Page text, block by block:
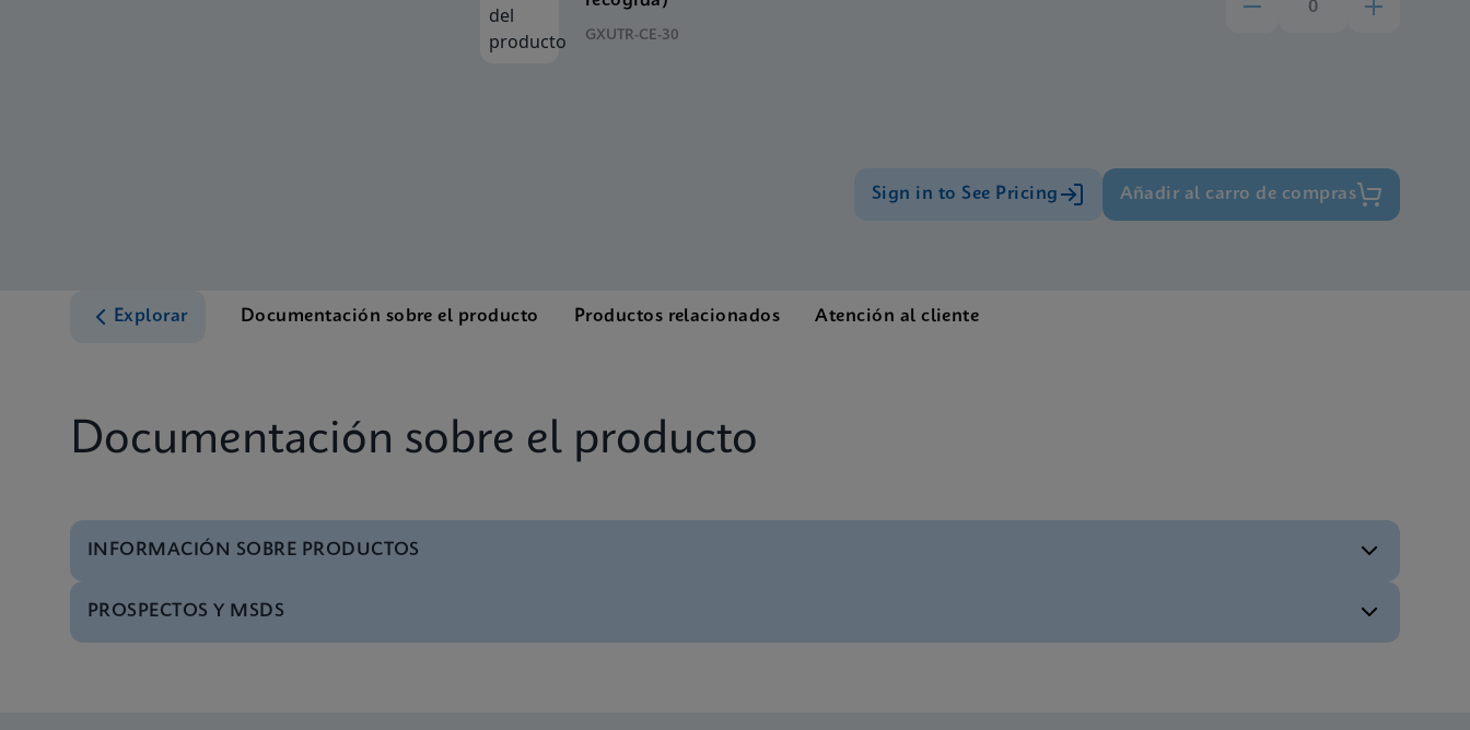
GXUTR-CE-30
Sign in to See Pricing Añadir al carro de compras
Explorar Documentación sobre el producto Productos relacionados Atención al cliente
Documentación sobre el producto
INFORMACIÓN SOBRE PRODUCTOS
Menú de pruebas
PROSPECTOS Y MSDS